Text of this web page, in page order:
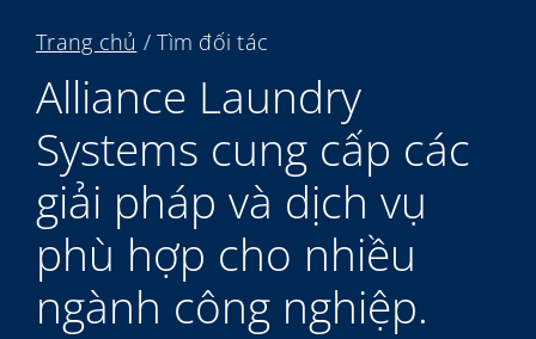
Liên hệ với chúng tôi
My Alliance
Trang chủ /Tìm đối tác
Alliance Laundry
Systems cung cấp các
giải pháp và dịch vụ
phù hợp cho nhiều
ngành công nghiệp.